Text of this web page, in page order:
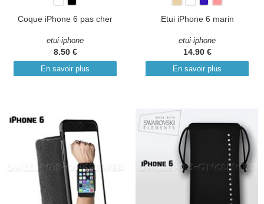
Coque iPhone 6 pas cher
etui-iphone
8.50 €
En savoir plus
Etui iPhone 6 marin
etui-iphone
14.90 €
En savoir plus